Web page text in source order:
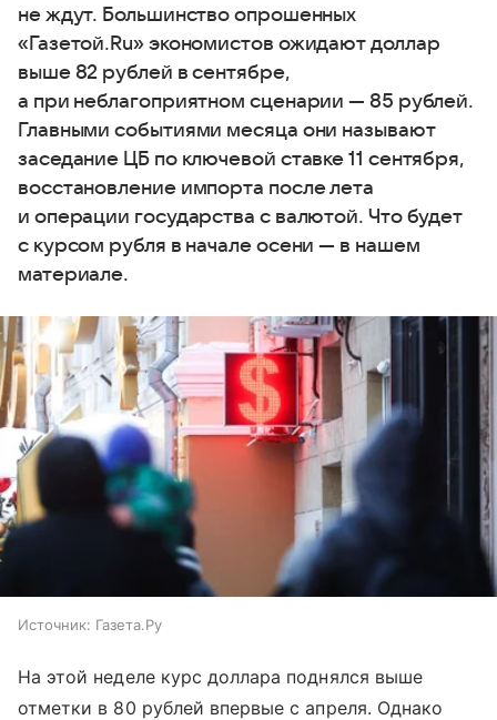
не ждут. Большинство опрошенных
«Газетой.Ru» экономистов ожидают доллар
выше 82 рублей в сентябре,
а при неблагоприятном сценарии — 85 рублей.
Главными событиями месяца они называют
заседание ЦБ по ключевой ставке 11 сентября,
восстановление импорта после лета
и операции государства с валютой. Что будет
с курсом рубля в начале осени — в нашем
материале.
Источник: Газета.Ру
На этой неделе курс доллара поднялся выше
отметки в 80 рублей впервые с апреля. Однако